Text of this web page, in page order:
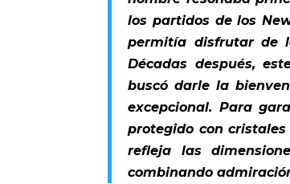
los partidos de los
permitía disfrutar de
Décadas después,
buscó darle la
excepcional. Para
protegido con
refleja las
combinando